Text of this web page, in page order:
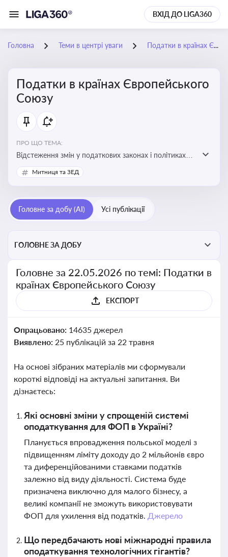
ВХІД ДО LIGA360
Головна Теми в центрі уваги Податки в країнах Європейського Союзу
Податки в країнах Європейського
Союзу
ПРО ЩО ТЕМА:
Відстеження змін у податкових законах і політиках
країн ЄС. Моніторинг кейсів, що впливають на бізнес-
процеси та фінансову звітність
Митниця та ЗЕД
Головне за добу (AI) Усі публікації
ГОЛОВНЕ ЗА ДОБУ
Головне за 22.05.2026 по темі: Податки в
країнах Європейського Союзу
ЕКСПОРТ
Опрацьовано: 14635 джерел
Виявлено: 25 публікацій за 22 травня
На основі зібраних матеріалів ми сформували
короткі відповіді на актуальні запитання. Ви
дізнаєтесь:
Які основні зміни у спрощеній системі
оподаткування для ФОП в Україні?
Планується впровадження польської моделі з
підвищенням ліміту доходу до 2 мільйонів євро
та диференційованими ставками податків
залежно від виду діяльності. Система буде
призначена виключно для малого бізнесу, а
великі компанії не зможуть використовувати
ФОП для ухилення від податків. Джерело
Що передбачають нові міжнародні правила
оподаткування технологічних гігантів?